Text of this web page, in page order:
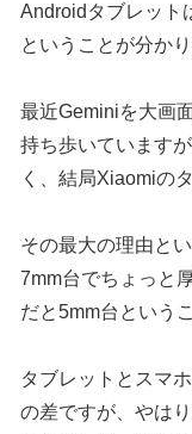
Androidタブレット
ということが分かり
最近Geminiを大画
持ち歩いています
く、結局Xiaomiの
その最大の理由と
7mm台でちょっと
だと5mm台という
タブレットとスマ
の差ですが、やは